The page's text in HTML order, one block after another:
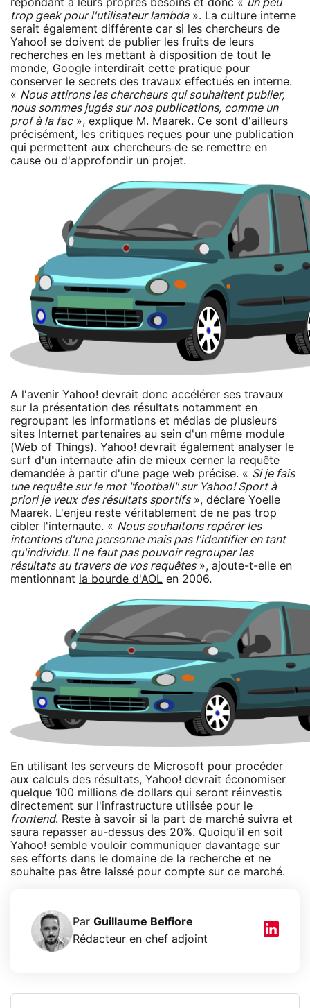
répondant à leurs propres besoins et donc « un peu
trop geek pour l'utilisateur lambda». La culture interne
serait également différente car si les chercheurs de
Yahoo! se doivent de publier les fruits de leurs
recherches en les mettant à disposition de tout le
monde, Google interdirait cette pratique pour
conserver le secrets des travaux effectués en interne.
« Nous attirons les chercheurs qui souhaitent publier,
nous sommes jugés sur nos publications, comme un
prof à la fac», explique M. Maarek. Ce sont d'ailleurs
précisément, les critiques reçues pour une publication
qui permettent aux chercheurs de se remettre en
cause ou d'approfondir un projet.
A l'avenir Yahoo! devrait donc accélérer ses travaux
sur la présentation des résultats notamment en
regroupant les informations et médias de plusieurs
sites Internet partenaires au sein d'un même module
(Web of Things). Yahoo! devrait également analyser le
surf d'un internaute afin de mieux cerner la requête
demandée à partir d'une page web précise. « Si je fais
une requête sur le mot "football" sur Yahoo! Sport à
priori je veux des résultats sportifs», déclare Yoelle
Maarek. L'enjeu reste véritablement de ne pas trop
cibler l'internaute. « Nous souhaitons repérer les
intentions d'une personne mais pas l'identifier en tant
qu'individu. Il ne faut pas pouvoir regrouper les
résultats au travers de vos requêtes», ajoute-t-elle en
mentionnant
la bourde d'AOL en 2006.
En utilisant les serveurs de Microsoft pour procéder
aux calculs des résultats, Yahoo! devrait économiser
quelque 100 millions de dollars qui seront réinvestis
directement sur l'infrastructure utilisée pour le
frontend. Reste à savoir si la part de marché suivra et
saura repasser au-dessus des 20%. Quoiqu'il en soit
Yahoo! semble vouloir communiquer davantage sur
ses efforts dans le domaine de la recherche et ne
souhaite pas être laissé pour compte sur ce marché.
Par Guillaume Belfiore
Rédacteur en chef adjoint